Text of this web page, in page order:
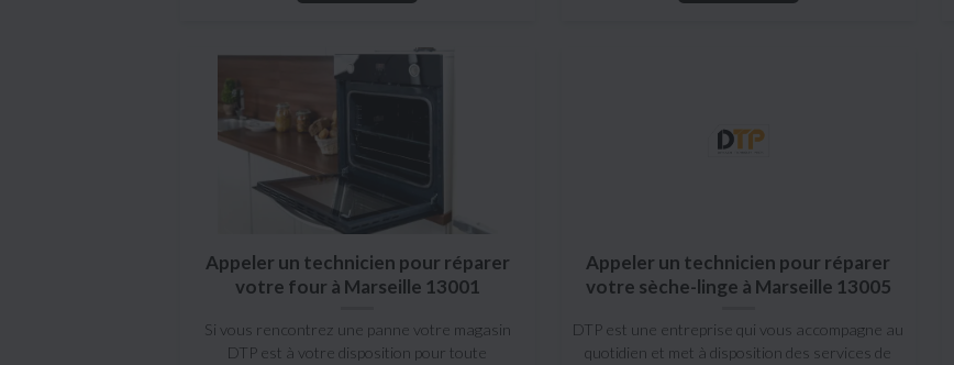
Appeler un technicien pour réparer
votre four à Marseille 13001
Si vous rencontrez une panne votre magasin
DTP est à votre disposition pour toute
Appeler un technicien pour réparer
votre sèche-linge à Marseille 13005
DTP est une entreprise qui vous accompagne au
quotidien et met à disposition des services de